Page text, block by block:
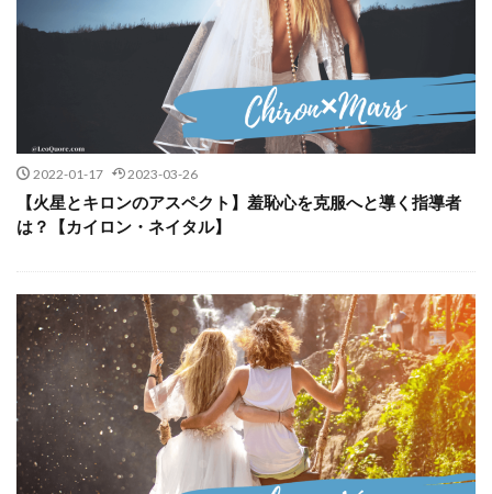
2022-01-17 2023-03-26
【火星とキロンのアスペクト】羞恥心を克服へと導く指導者
は？【カイロン・ネイタル】